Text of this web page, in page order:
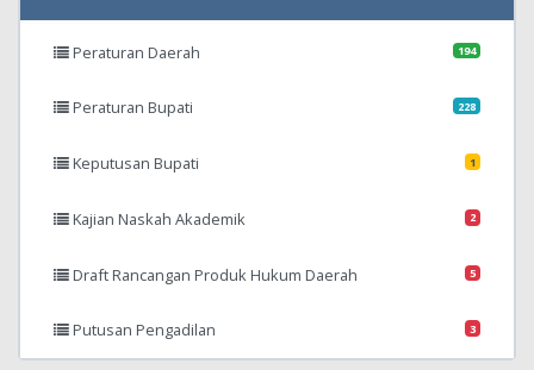
Peraturan Daerah 194
Peraturan Bupati 228
Keputusan Bupati 1
Kajian Naskah Akademik 2
Draft Rancangan Produk Hukum Daerah 5
Putusan Pengadilan 3